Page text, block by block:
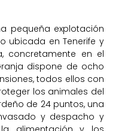
pequeña explotación
ubicada en Tenerife y
concretamente en el
dispone de ocho
todos ellos con
los animales del
de 24 puntos, una
y despacho y